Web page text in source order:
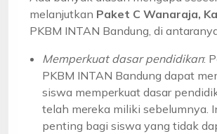
melanjutkan Paket C Wanaraja,
PKBM INTAN Bandung, di
Memperkuat dasar pendidikan:
PKBM INTAN Bandung dapat
siswa memperkuat dasar
telah mereka miliki sebelumnya.
penting bagi siswa yang tidak